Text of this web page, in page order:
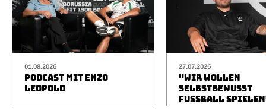
01.08.2026
PODCAST MIT ENZO
LEOPOLD
27.07.2026
"WIR WOLLEN
SELBSTBEWUSST
FUSSBALL